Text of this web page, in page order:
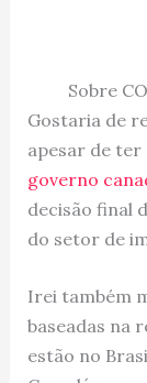
Sobre
Gostaria de
apesar de ter
governo
decisão final
do setor de
Irei também
baseadas na
estão no